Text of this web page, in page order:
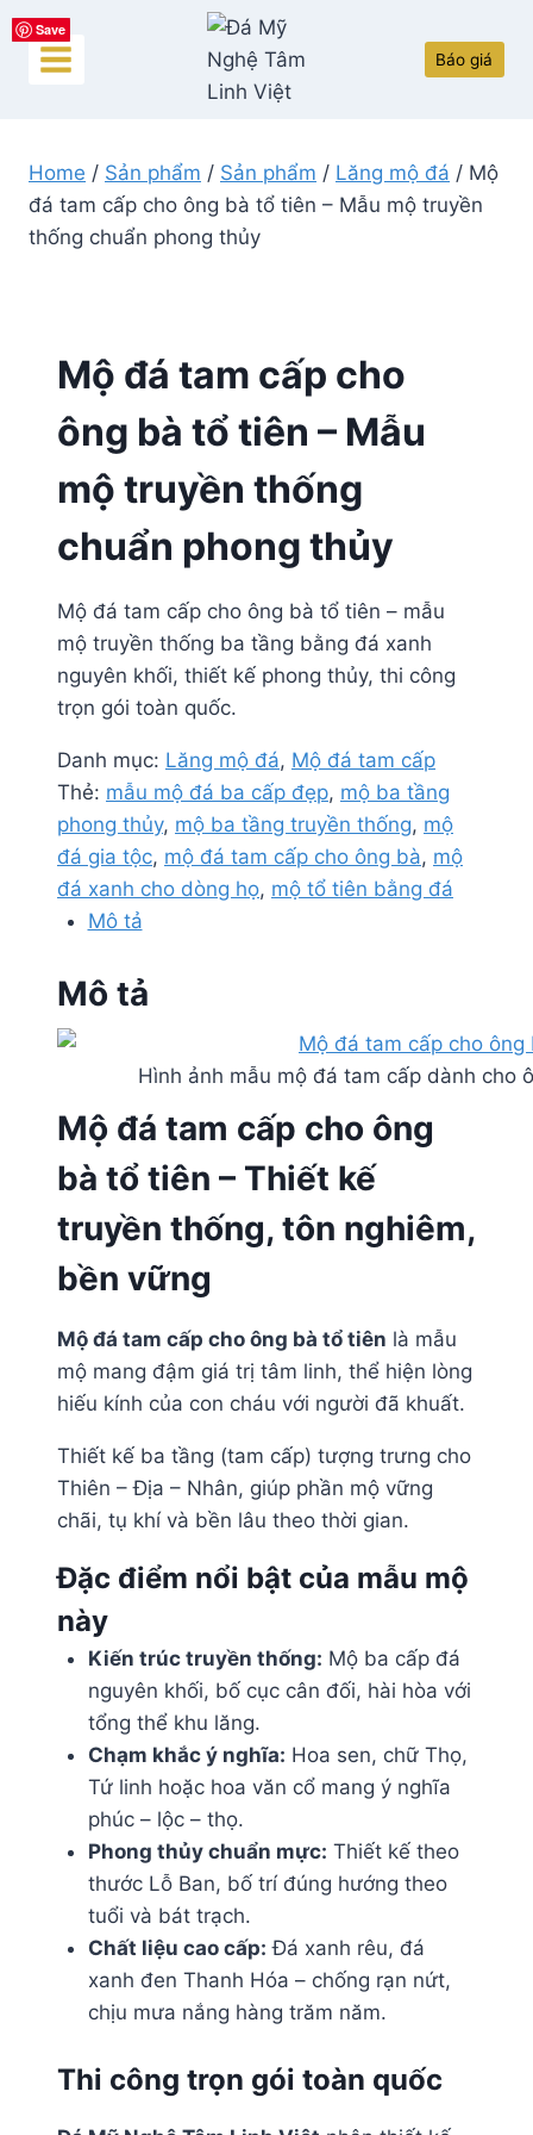
Skip
to
content
Báo giá
Home / Sản phẩm / Sản phẩm / Lăng mộ đá / Mộ
đá tam cấp cho ông bà tổ tiên – Mẫu mộ truyền
thống chuẩn phong thủy
Save
Mộ đá tam cấp cho
ông bà tổ tiên – Mẫu
mộ truyền thống
chuẩn phong thủy
Mộ đá tam cấp cho ông bà tổ tiên – mẫu
mộ truyền thống ba tầng bằng đá xanh
nguyên khối, thiết kế phong thủy, thi công
trọn gói toàn quốc.
Danh mục: Lăng mộ đá, Mộ đá tam cấp
Thẻ: mẫu mộ đá ba cấp đẹp, mộ ba tầng
phong thủy, mộ ba tầng truyền thống, mộ
đá gia tộc, mộ đá tam cấp cho ông bà, mộ
đá xanh cho dòng họ, mộ tổ tiên bằng đá
Mô tả
Mô tả
Hình ảnh mẫu mộ đá tam cấp dành cho
Mộ đá tam cấp cho ông
bà tổ tiên – Thiết kế
truyền thống, tôn nghiêm,
bền vững
Mộ đá tam cấp cho ông bà tổ tiên là mẫu
mộ mang đậm giá trị tâm linh, thể hiện lòng
hiếu kính của con cháu với người đã khuất.
Thiết kế ba tầng (tam cấp) tượng trưng cho
Thiên – Địa – Nhân, giúp phần mộ vững
chãi, tụ khí và bền lâu theo thời gian.
Đặc điểm nổi bật của mẫu mộ
này
Kiến trúc truyền thống: Mộ ba cấp đá
nguyên khối, bố cục cân đối, hài hòa với
tổng thể khu lăng.
Chạm khắc ý nghĩa: Hoa sen, chữ Thọ,
Tứ linh hoặc hoa văn cổ mang ý nghĩa
phúc – lộc – thọ.
Phong thủy chuẩn mực: Thiết kế theo
thước Lỗ Ban, bố trí đúng hướng theo
tuổi và bát trạch.
Chất liệu cao cấp: Đá xanh rêu, đá
xanh đen Thanh Hóa – chống rạn nứt,
chịu mưa nắng hàng trăm năm.
Thi công trọn gói toàn quốc
Save
Save
Save
Save